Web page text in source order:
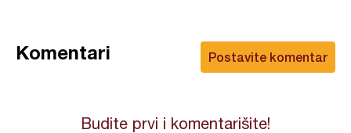
Postavite komentar
Komentari
Budite prvi i komentarišite!